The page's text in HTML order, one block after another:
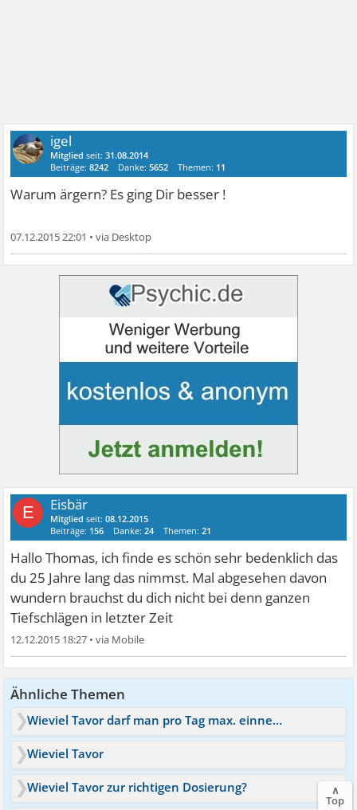
igel
Mitglied seit:31.08.2014
Beiträge:8242 Danke:5652 Themen: 11
Warum ärgern? Es ging Dir besser !
07.12.2015 22:01 •
E Eisbär
Mitglied seit:08.12.2015
Beiträge: 156 Danke:24 Themen:21
Hallo Thomas, ich finde es schön sehr bedenklich das
du 25 Jahre lang das nimmst. Mal abgesehen davon
wundern brauchst du dich nicht bei denn ganzen
Tiefschlägen in letzter Zeit
12.12.2015 18:27 •
Ähnliche Themen
Wieviel Tavor darf man pro Tag max. einnehmen?
Wieviel Tavor
Wieviel Tavor zur richtigen Dosierung? ∧
Top